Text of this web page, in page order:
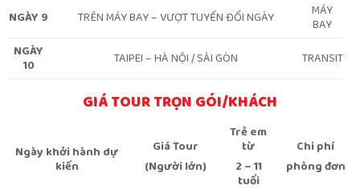
NGÀY 9
TRÊN MÁY BAY – VƯỢT TUYẾN ĐỔI NGÀY MÁY
BAY
NGÀY
10 TAIPEI – HÀ NỘI / SÀI GÒN TRANSIT
GIÁ TOUR TRỌN GÓI/KHÁCH
Ngày khởi hành dự
kiến
Giá Tour
(Người lớn)
Trẻ em
từ
2 – 11
tuổi
Chi phí
phòng đơn